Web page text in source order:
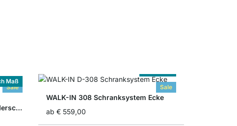
Sale
Maß
WALK-IN 351 Regalsystem Kleiderschrank
Sale
WALK-IN 308 Schranksystem Ecke
ab € 559,00